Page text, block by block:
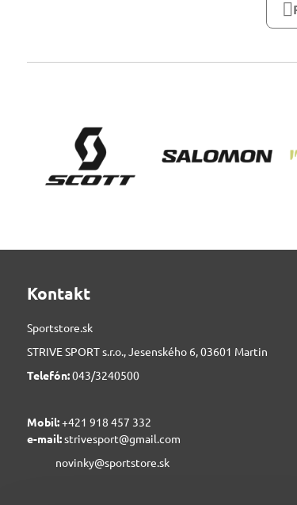
Kontakt
Sportstore.sk
STRIVE SPORT s.r.o., Jesenského 6, 03601 Martin
Telefón:043/3240500
Mobil:+421 918 457 332
e-mail:strivesport@gmail.com
novinky@sportstore.sk